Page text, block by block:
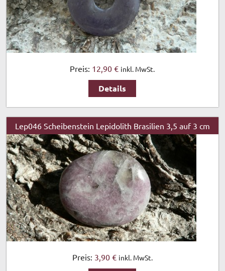
Preis: 12,90 € inkl. MwSt.
Details
Lep046 Scheibenstein Lepidolith Brasilien 3,5 auf 3 cm
Preis: 3,90 € inkl. MwSt.